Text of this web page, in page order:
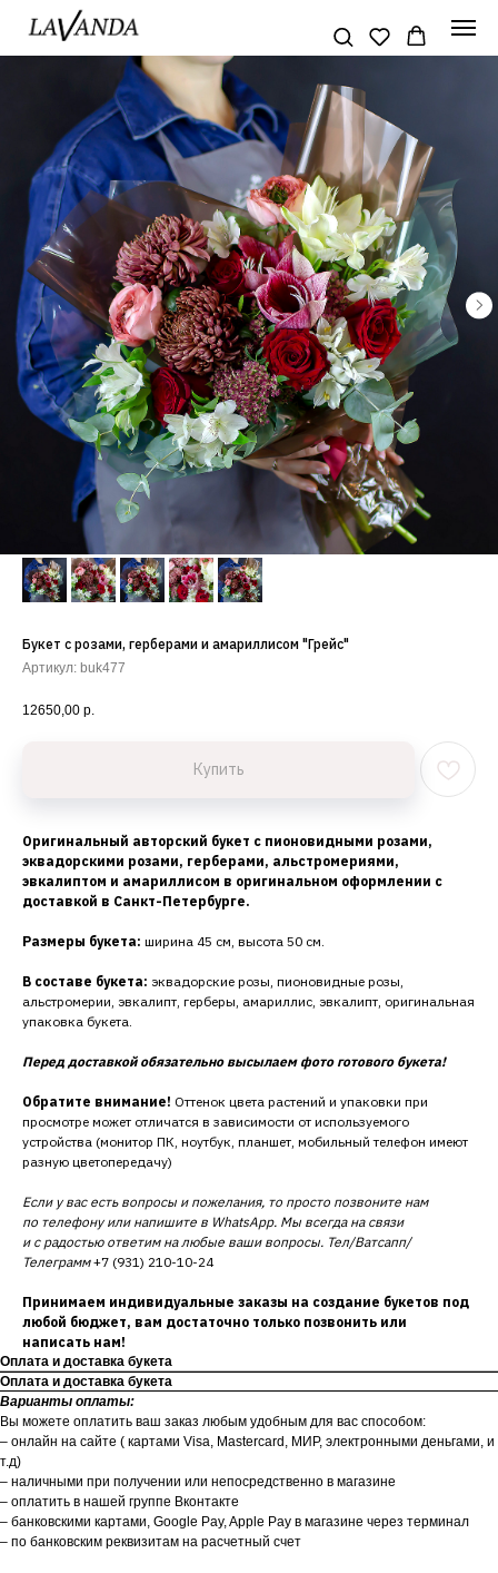
Букет с розами, герберами и амариллисом "Грейс"
Артикул: buk477
12650,00 р.
Купить
Оригинальный авторский букет с пионовидными розами,
эквадорскими розами, герберами, альстромериями,
эвкалиптом и амариллисом в оригинальном оформлении с
доставкой в Санкт-Петербурге.
Размеры букета: ширина 45 см, высота 50 см.
В составе букета: эквадорские розы, пионовидные розы,
альстромерии, эвкалипт, герберы, амариллис, эвкалипт, оригинальная
упаковка букета.
Перед доставкой обязательно высылаем фото готового букета!
Обратите внимание! Оттенок цвета растений и упаковки при
просмотре может отличатся в зависимости от используемого
устройства (монитор ПК, ноутбук, планшет, мобильный телефон имеют
разную цветопередачу)
Если у вас есть вопросы и пожелания, то просто позвоните нам
по телефону или напишите в WhatsApp. Мы всегда на связи
и с радостью ответим на любые ваши вопросы. Тел/Ватсапп/
Телеграмм+7 (931) 210-10-24
Принимаем индивидуальные заказы на создание букетов под
любой бюджет, вам достаточно только позвонить или
написать нам!
Оплата и доставка букета
Оплата и доставка букета
Варианты оплаты:
Вы можете оплатить ваш заказ любым удобным для вас способом:
– онлайн на сайте ( картами Visa, Mastercard, МИР, электронными деньгами, и
т.д)
– наличными при получении или непосредственно в магазине
– оплатить в нашей группе Вконтакте
– банковскими картами, Google Pay, Apple Pay в магазине через терминал
– по банковским реквизитам на расчетный счет